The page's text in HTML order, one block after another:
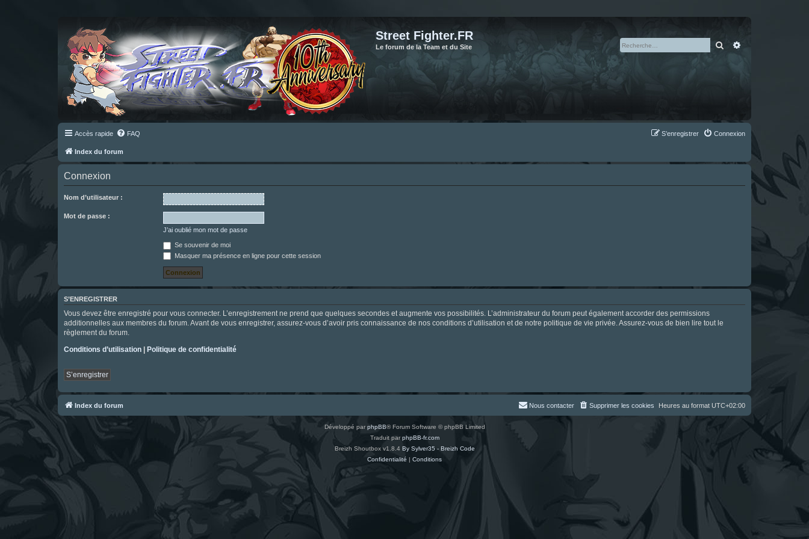
Street Fighter.FR
Le forum de la Team et du Site Rechercher
Accès rapide FAQ Connexion
S’enregistrer
Index du forum
Connexion
Nom d’utilisateur :
Mot de passe :
J’ai oublié mon mot de passe
Se souvenir de moi
Masquer ma présence en ligne pour cette session
S’ENREGISTRER
Vous devez être enregistré pour vous connecter. L’enregistrement ne prend que quelques secondes et augmente vos possibilités. L’administrateur du forum peut également accorder des permissions
additionnelles aux membres du forum. Avant de vous enregistrer, assurez-vous d’avoir pris connaissance de nos conditions d’utilisation et de notre politique de vie privée. Assurez-vous de bien lire tout le
règlement du forum.
Conditions d’utilisation | Politique de confidentialité
S’enregistrer
Index du forum Heures au format UTC+02:00
Supprimer les cookies
Nous contacter
Développé par phpBB® Forum Software © phpBB Limited
Traduit parphpBB-fr.com
Breizh Shoutbox v1.8.4 By Sylver35 - Breizh Code
Confidentialité | Conditions